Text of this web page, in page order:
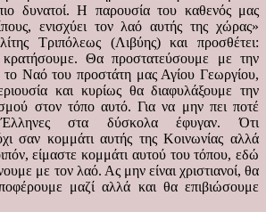
δυνατοί. Η παρουσία του καθενός μας
ενισχύει τον λαό αυτής της χώρας»
Τριπόλεως (Λιβύης) και προσθέτει:
Θα προστατεύσουμε με την
Ναό του προστάτη μας Αγίου Γεωργίου,
και κυρίως θα διαφυλάξουμε την
στον τόπο αυτό. Για να μην πει ποτέ
στα δύσκολα έφυγαν. Ότι
σαν κομμάτι αυτής της Κοινωνίας αλλά
είμαστε κομμάτι αυτού του τόπου, εδώ
με τον λαό. Ας μην είναι χριστιανοί, θα
μαζί αλλά και θα επιβιώσουμε